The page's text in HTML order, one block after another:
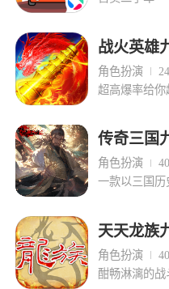
战火英雄
角色扮演
超高爆率给你
传奇三国
角色扮演
一款以三国
天天龙族
角色扮演
酣畅淋漓的